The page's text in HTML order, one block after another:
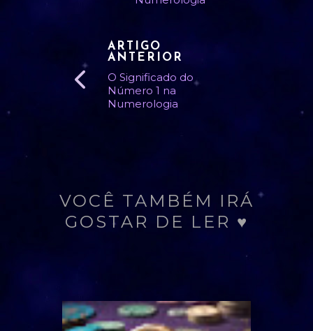
ARTIGO
ANTERIOR
O Significado do
Número 1 na
Numerologia
VOCÊ TAMBÉM IRÁ
GOSTAR DE LER ♥